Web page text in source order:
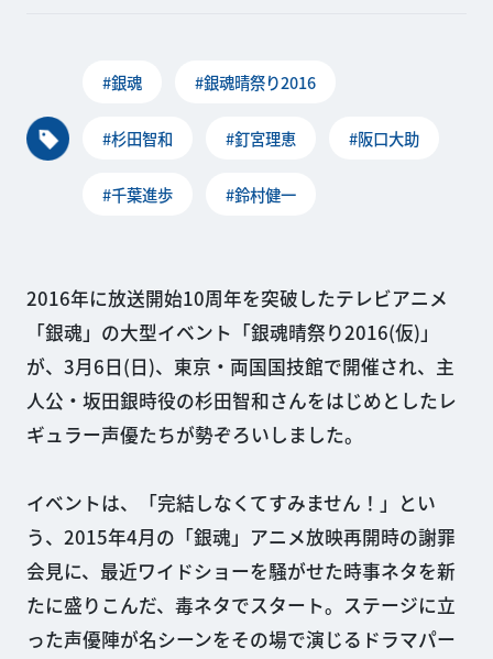
#銀魂 #銀魂晴祭り2016
#杉田智和 #釘宮理恵 #阪口大助
#千葉進歩 #鈴村健一
2016年に放送開始10周年を突破したテレビアニメ
「銀魂」の大型イベント「銀魂晴祭り2016(仮)」
が、3月6日(日)、東京・両国国技館で開催され、主
人公・坂田銀時役の杉田智和さんをはじめとしたレ
ギュラー声優たちが勢ぞろいしました。
イベントは、「完結しなくてすみません！」とい
う、2015年4月の「銀魂」アニメ放映再開時の謝罪
会見に、最近ワイドショーを騒がせた時事ネタを新
たに盛りこんだ、毒ネタでスタート。ステージに立
った声優陣が名シーンをその場で演じるドラマパー